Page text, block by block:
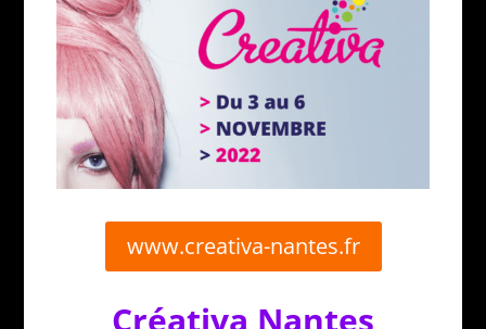
www.creativa-nantes.fr
Créativa Nantes